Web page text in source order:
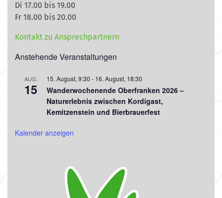
Di 17.00 bis 19.00
Fr 18.00 bis 20.00
Kontakt zu Ansprechpartnern
Anstehende Veranstaltungen
AUG.
15
15. August, 9:30 - 16. August, 18:30
Wanderwochenende Oberfranken 2026 –
Naturerlebnis zwischen Kordigast,
Kemitzenstein und Bierbrauerfest
Kalender anzeigen